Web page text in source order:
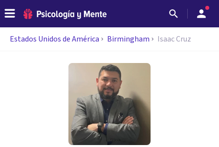
Estados Unidos de América Birmingham Isaac Cruz